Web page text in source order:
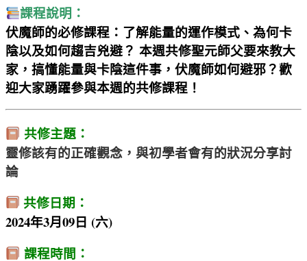
課程說明：
伏魔師的必修課程：了解能量的運作模式、為何卡
陰以及如何趨吉兇避？ 本週共修聖元師父要來教大
家，搞懂能量與卡陰這件事，伏魔師如何避邪？歡
迎大家踴躍參與本週的共修課程！
共修主題：
靈修該有的正確觀念，與初學者會有的狀況分享討
論
共修日期：
2024年3月09日 (六)
課程時間：